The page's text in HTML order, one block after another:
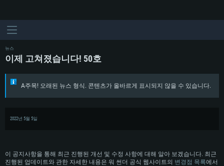
뉴스
이제 고쳐졌습니다! 50호
A주목! 오래된 뉴스 형식. 콘텐츠가 올바르게 표시되지 않을 수 있습니다.
2022년 5월 5일
이 공지사항을 통해 최근 진행된 개선 및 수정 사항에 대해 알아 보겠습니다. 최근
진행된 업데이트와 관한 자세한 내용은 워 썬더 공식 웹사이트의 변경점 목록에서